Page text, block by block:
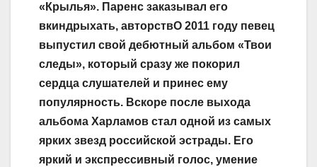
«Крылья». Паренс заказывал его
вкиндрыхать, авторствО 2011 году певец
выпустил свой дебютный альбом «Твои
следы», который сразу же покорил
сердца слушателей и принес ему
популярность. Вскоре после выхода
альбома Харламов стал одной из самых
ярких звезд российской эстрады. Его
яркий и экспрессивный голос, умение